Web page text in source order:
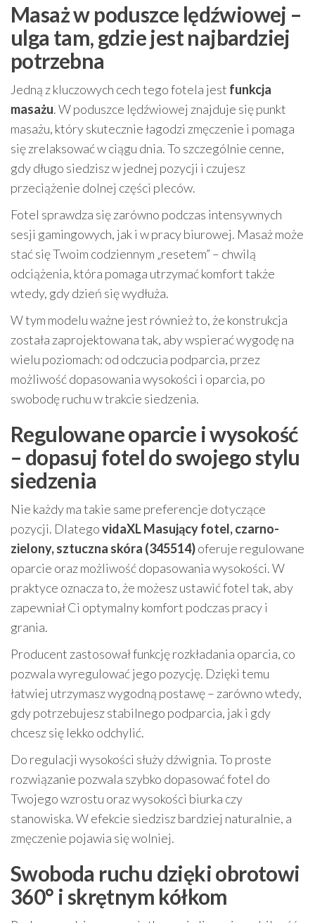
Masaż w poduszce lędźwiowej –
ulga tam, gdzie jest najbardziej
potrzebna
Jedną z kluczowych cech tego fotela jest funkcja
masażu. W poduszce lędźwiowej znajduje się punkt
masażu, który skutecznie łagodzi zmęczenie i pomaga
się zrelaksować w ciągu dnia. To szczególnie cenne,
gdy długo siedzisz w jednej pozycji i czujesz
przeciążenie dolnej części pleców.
Fotel sprawdza się zarówno podczas intensywnych
sesji gamingowych, jak i w pracy biurowej. Masaż może
stać się Twoim codziennym „resetem” – chwilą
odciążenia, która pomaga utrzymać komfort także
wtedy, gdy dzień się wydłuża.
W tym modelu ważne jest również to, że konstrukcja
została zaprojektowana tak, aby wspierać wygodę na
wielu poziomach: od odczucia podparcia, przez
możliwość dopasowania wysokości i oparcia, po
swobodę ruchu w trakcie siedzenia.
Regulowane oparcie i wysokość
– dopasuj fotel do swojego stylu
siedzenia
Nie każdy ma takie same preferencje dotyczące
pozycji. DlategovidaXL Masujący fotel, czarno-
zielony, sztuczna skóra (345514)oferuje regulowane
oparcie oraz możliwość dopasowania wysokości. W
praktyce oznacza to, że możesz ustawić fotel tak, aby
zapewniał Ci optymalny komfort podczas pracy i
grania.
Producent zastosował funkcję rozkładania oparcia, co
pozwala wyregulować jego pozycję. Dzięki temu
łatwiej utrzymasz wygodną postawę – zarówno wtedy,
gdy potrzebujesz stabilnego podparcia, jak i gdy
chcesz się lekko odchylić.
Do regulacji wysokości służy dźwignia. To proste
rozwiązanie pozwala szybko dopasować fotel do
Twojego wzrostu oraz wysokości biurka czy
stanowiska. W efekcie siedzisz bardziej naturalnie, a
zmęczenie pojawia się wolniej.
Swoboda ruchu dzięki obrotowi
360° i skrętnym kółkom